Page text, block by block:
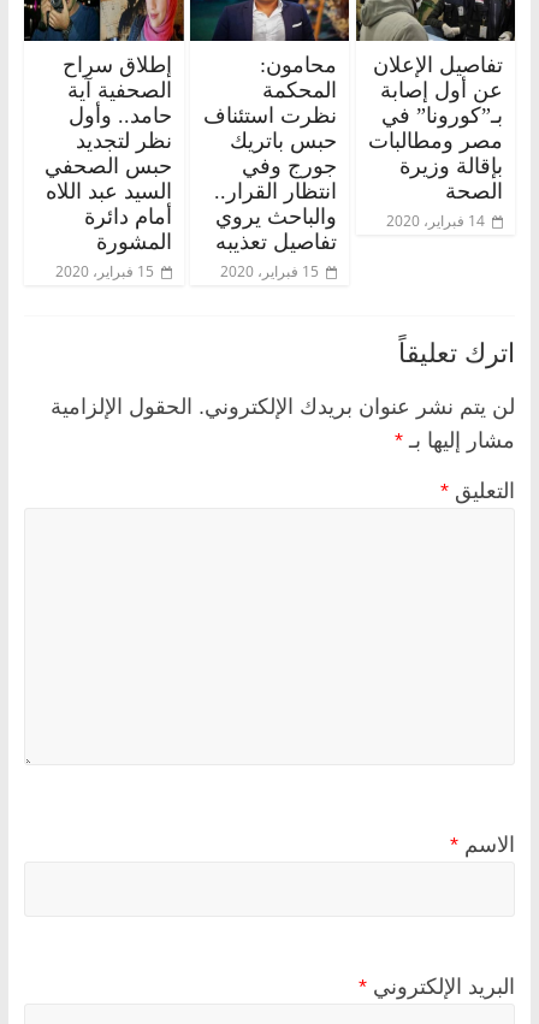
تفاصيل الإعلان
عن أول إصابة
بـ”كورونا” في
مصر ومطالبات
بإقالة وزيرة
الصحة
14 فبراير، 2020
محامون:
المحكمة
نظرت استئناف
حبس باتريك
جورج وفي
انتظار القرار..
والباحث يروي
تفاصيل تعذيبه
15 فبراير، 2020
إطلاق سراح
الصحفية آية
حامد.. وأول
نظر لتجديد
حبس الصحفي
السيد عبد اللاه
أمام دائرة
المشورة
15 فبراير، 2020
اترك تعليقاً
لن يتم نشر عنوان بريدك الإلكتروني. الحقول الإلزامية
مشار إليها بـ *
التعليق *
الاسم *
البريد الإلكتروني *